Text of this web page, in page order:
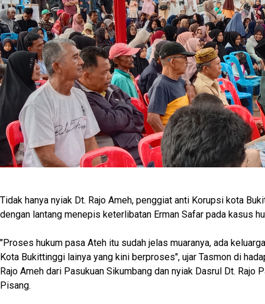
Tidak hanya nyiak Dt. Rajo Ameh, penggiat anti Korupsi kota
dengan lantang menepis keterlibatan Erman Safar pada kasus
"Proses hukum pasa Ateh itu sudah jelas muaranya, ada
Kota Bukittinggi lainya yang kini berproses", ujar Tasmon di
Rajo Ameh dari Pasukuan Sikumbang dan nyiak Dasrul Dt. Rajo
Pisang.